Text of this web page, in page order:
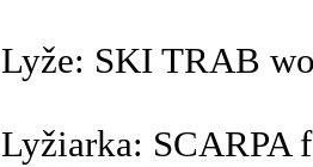
Lyže: SKI TRAB
Lyžiarka: SCARPA